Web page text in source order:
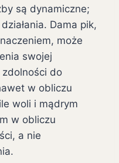
są dynamiczne;
Dama pik,
może
swojej
do
w obliczu
woli i mądrym
w obliczu
a nie